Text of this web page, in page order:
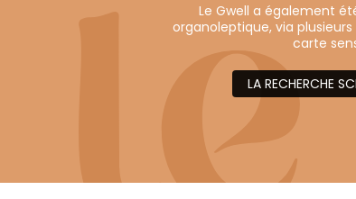
Le Gwell a également
organoleptique, via
carte
LA RECHERCHE